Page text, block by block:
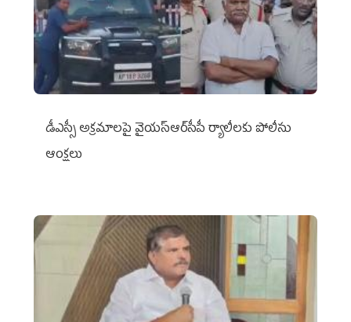
డీఎస్సీ అక్రమాలపై వైయ‌స్ఆర్‌సీపీ ర్యాలీలకు పోలీసు
ఆంక్షలు